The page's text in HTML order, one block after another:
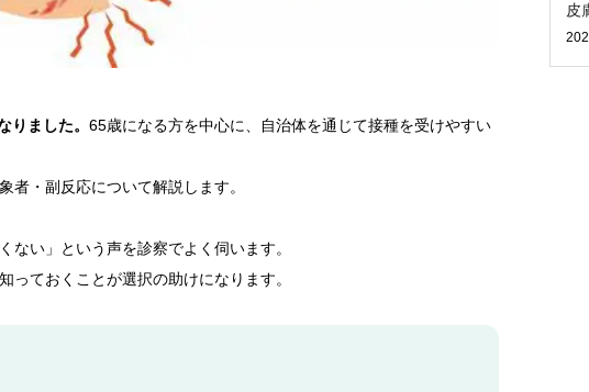
りました。 65歳になる方を中心に、自治体を通じて接種を受けやすい
者・副反応について解説します。
ない」という声を診察でよく伺います。
っておくことが選択の助けになります。
皮